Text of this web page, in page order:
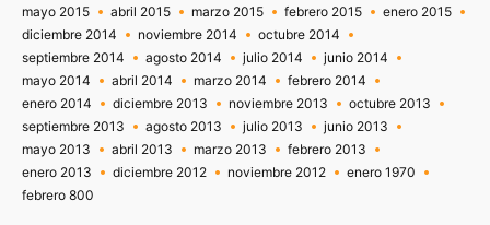
mayo 2015
abril 2015 marzo 2015 febrero 2015
enero 2015
diciembre 2014
noviembre 2014
octubre 2014
septiembre 2014
agosto 2014 julio 2014
junio 2014
mayo 2014
abril 2014 marzo 2014
febrero 2014
enero 2014
diciembre 2013 noviembre 2013
octubre 2013
septiembre 2013
agosto 2013 julio 2013
junio 2013
mayo 2013
abril 2013 marzo 2013
febrero 2013
enero 2013
diciembre 2012 noviembre 2012
enero 1970
febrero 800